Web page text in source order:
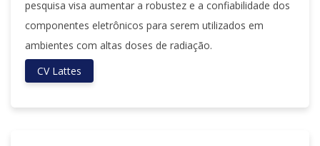
pesquisa visa aumentar a robustez e a confiabilidade dos
componentes eletrônicos para serem utilizados em
ambientes com altas doses de radiação.
CV Lattes